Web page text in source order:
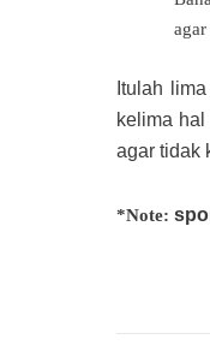
Itulah
kelima
agar tidak
*Note: